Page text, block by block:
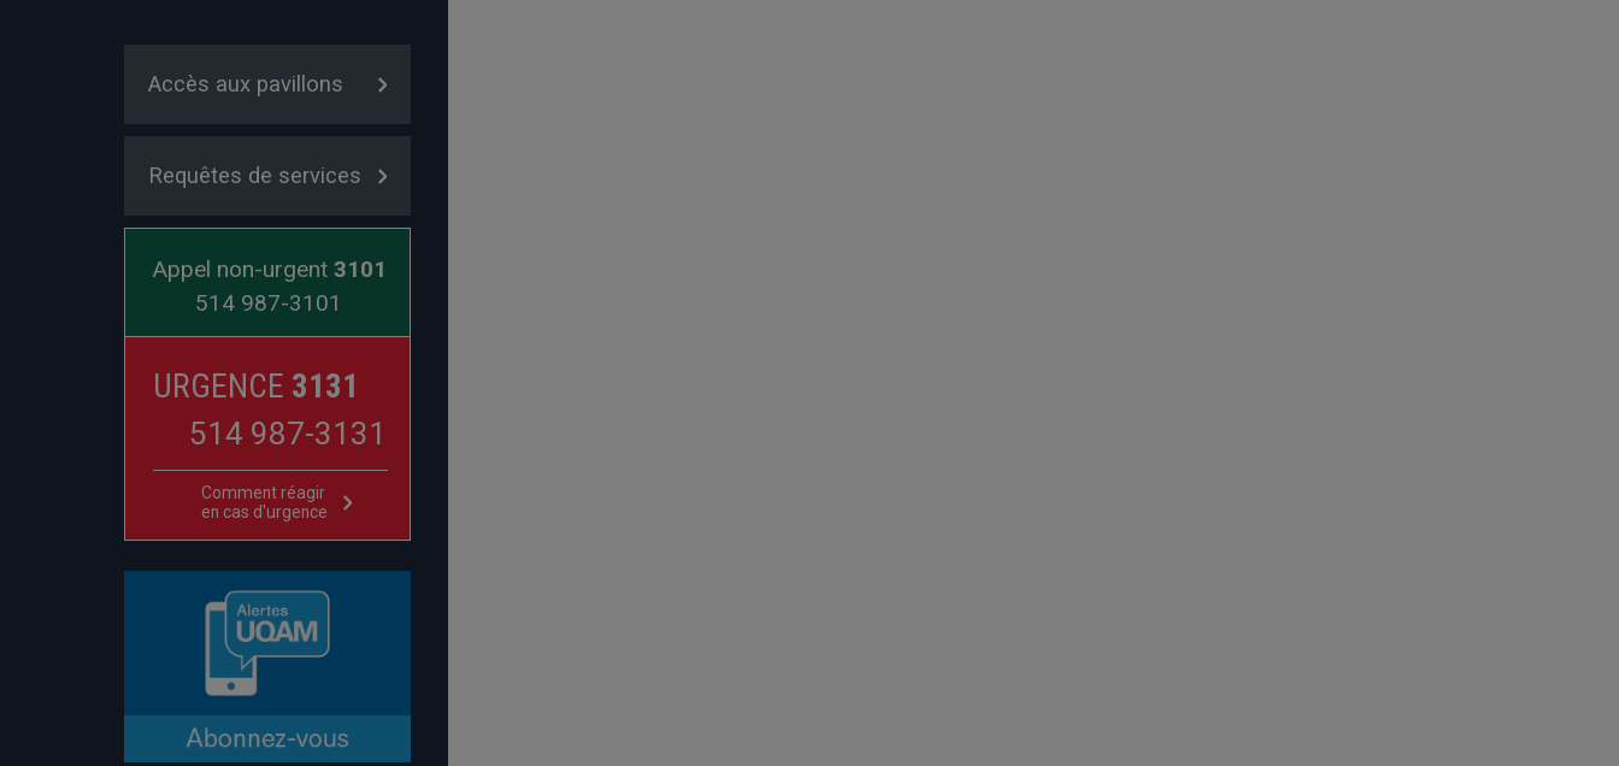
Accès aux pavillons
Requêtes de services
Appel non-urgent 3101
514 987-3101
URGENCE 3131
514 987-3131
Comment réagir
en cas d'urgence